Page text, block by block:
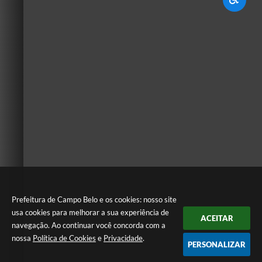
Prefeitura de Campo Belo e os cookies: nosso site
usa cookies para melhorar a sua experiência de
navegação. Ao continuar você concorda com a
nossa Política de Cookies e Privacidade.
ACEITAR
PERSONALIZAR